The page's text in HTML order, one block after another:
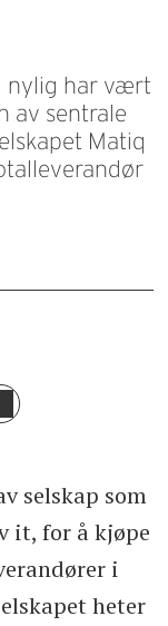
nylig har vært
av sentrale
Matiq
selskap som
it, for å kjøpe
i
heter